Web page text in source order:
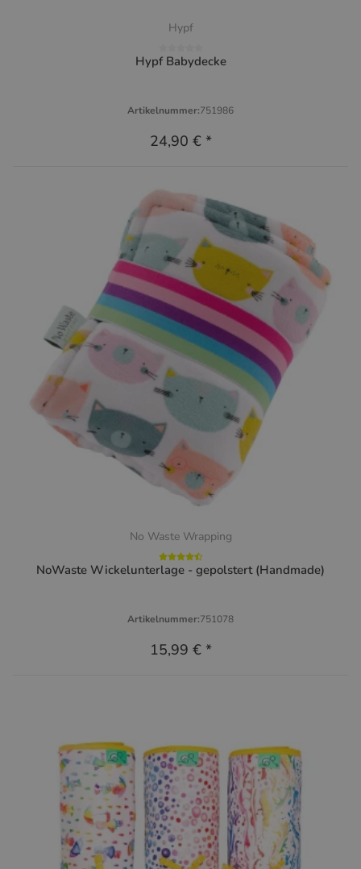
Hypf
Hypf Babydecke
Artikelnummer:751986
24,90 € *
No Waste Wrapping
NoWaste Wickelunterlage - gepolstert (Handmade)
Artikelnummer:751078
15,99 € *